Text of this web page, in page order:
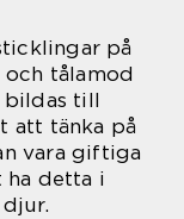
på
tålamod
bildas till
att tänka på
vara giftiga
detta i